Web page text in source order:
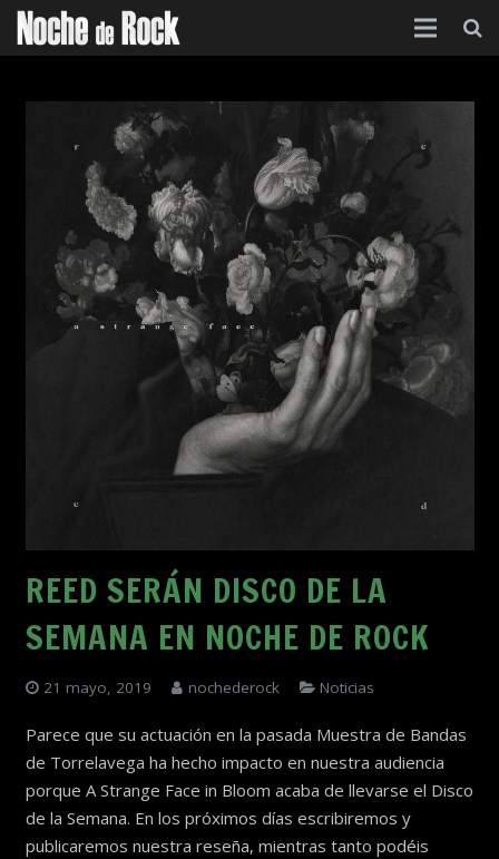
Contacto
Acerca de
REED SERÁN DISCO DE LA
SEMANA EN NOCHE DE ROCK
21 mayo, 2019 nochederock Noticias
Parece que su actuación en la pasada Muestra de Bandas
de Torrelavega ha hecho impacto en nuestra audiencia
porque A Strange Face in Bloom acaba de llevarse el Disco
de la Semana. En los próximos días escribiremos y
publicaremos nuestra reseña, mientras tanto podéis